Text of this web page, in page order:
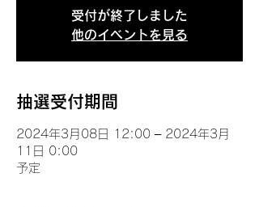
受付が終了しました
他のイベントを見る
抽選受付期間
2024年3月08日 12:00 – 2024年3月
11日 0:00
予定